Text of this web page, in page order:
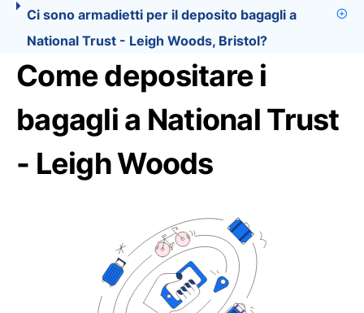
Ci sono armadietti per il deposito bagagli a
National Trust - Leigh Woods, Bristol?
Come depositare i
bagagli a National Trust
- Leigh Woods